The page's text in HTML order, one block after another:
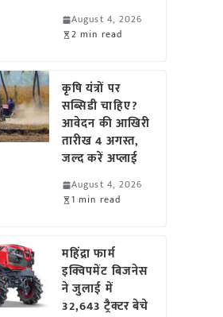
August 4, 2026
2 min read
कृषि यंत्रों पर
सब्सिडी चाहिए?
आवेदन की आखिरी
तारीख 4 अगस्त,
जल्द करें अप्लाई
August 4, 2026
1 min read
महिंद्रा फार्म
इक्विपमेंट बिजनेस
ने जुलाई में
32,643 ट्रैक्टर बेचे